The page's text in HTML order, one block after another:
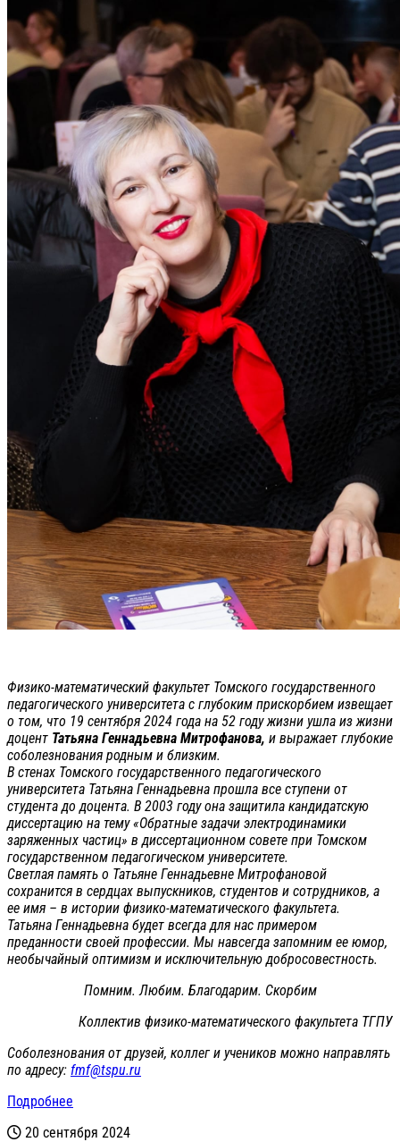
Физико-математический факультет Томского государственного
педагогического университета с глубоким прискорбием извещает
о том, что 19 сентября 2024 года на 52 году жизни ушла из жизни
доцент Татьяна Геннадьевна Митрофанова, и выражает глубокие
соболезнования родным и близким.
В стенах Томского государственного педагогического
университета Татьяна Геннадьевна прошла все ступени от
студента до доцента. В 2003 году она защитила кандидатскую
диссертацию на тему «Обратные задачи электродинамики
заряженных частиц» в диссертационном совете при Томском
государственном педагогическом университете.
Светлая память о Татьяне Геннадьевне Митрофановой
сохранится в сердцах выпускников, студентов и сотрудников, а
ее имя – в истории физико-математического факультета.
Татьяна Геннадьевна будет всегда для нас примером
преданности своей профессии. Мы навсегда запомним ее юмор,
необычайный оптимизм и исключительную добросовестность.
Помним. Любим. Благодарим. Скорбим
Коллектив физико-математического факультета ТГПУ
Соболезнования от друзей, коллег и учеников можно направлять
по адресу: fmf@tspu.ru
Подробнее
20 сентября 2024